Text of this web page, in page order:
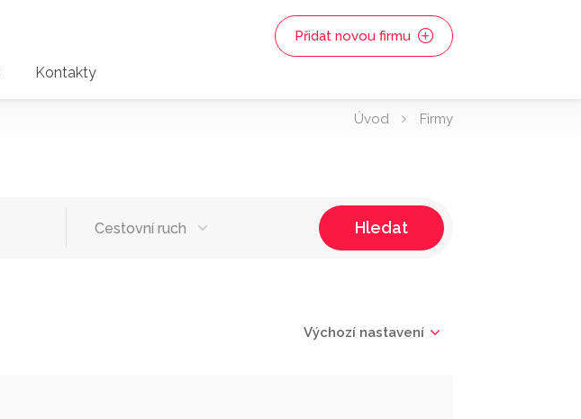
Kontakty
Přidat novou firmu
Úvod Firmy
Cestovní ruch Hledat
Výchozí nastavení